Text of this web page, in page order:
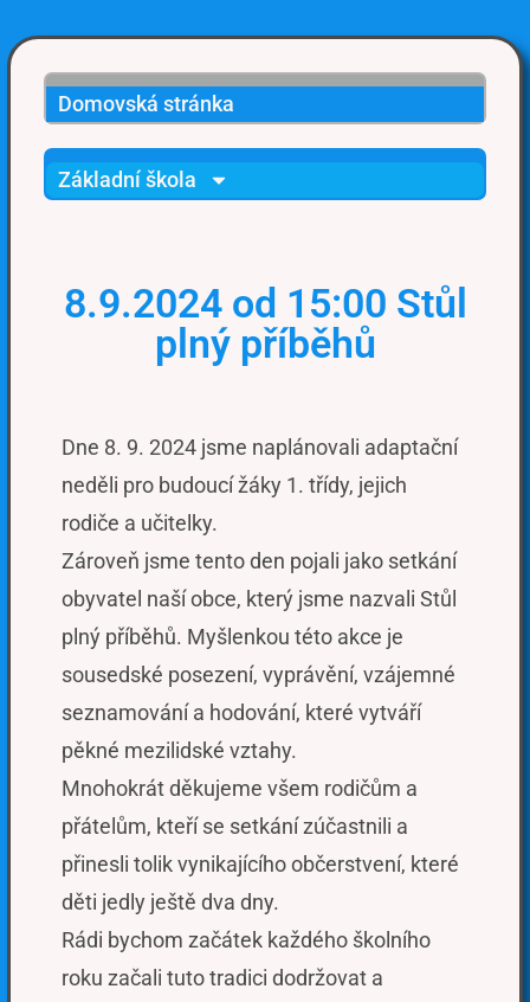
Domovská stránka
Základní škola
8.9.2024 od 15:00 Stůl
plný příběhů
Dne 8. 9. 2024 jsme naplánovali adaptační
neděli pro budoucí žáky 1. třídy, jejich
rodiče a učitelky.
Zároveň jsme tento den pojali jako setkání
obyvatel naší obce, který jsme nazvali Stůl
plný příběhů. Myšlenkou této akce je
sousedské posezení, vyprávění, vzájemné
seznamování a hodování, které vytváří
pěkné mezilidské vztahy.
Mnohokrát děkujeme všem rodičům a
přátelům, kteří se setkání zúčastnili a
přinesli tolik vynikajícího občerstvení, které
děti jedly ještě dva dny.
Rádi bychom začátek každého školního
roku začali tuto tradici dodržovat a